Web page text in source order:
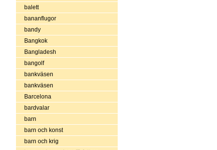
balett
bananflugor
bandy
Bangkok
Bangladesh
bangolf
bankväsen
bankväsen
Barcelona
bardvalar
barn
barn och konst
barn och krig